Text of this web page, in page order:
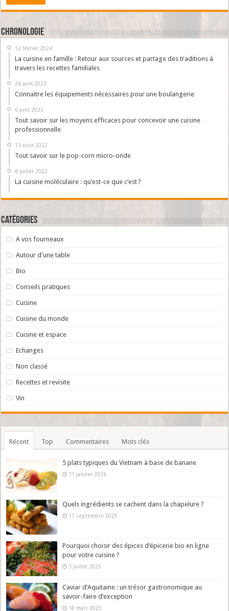
Chronologie
12 février 2024
La cuisine en famille : Retour aux sources et partage des traditions à
travers les recettes familiales
26 avril 2023
Connaitre les équipements nécessaires pour une boulangerie
6 avril 2023
Tout savoir sur les moyens efficaces pour concevoir une cuisine
professionnelle
13 août 2022
Tout savoir sur le pop-corn micro-onde
6 juillet 2022
La cuisine moléculaire : qu’est-ce que c’est ?
Catégories
A vos fourneaux
Autour d'une table
Bio
Conseils pratiques
Cuisine
Cuisine du monde
Cuisine et espace
Echanges
Non classé
Recettes et revisite
Vin
Récent Top Commentaires Mots clés
5 plats typiques du Vietnam à base de banane
11 janvier 2026
Quels ingrédients se cachent dans la chapelure ?
17 septembre 2025
Pourquoi choisir des épices d’épicerie bio en ligne
pour votre cuisine ?
3 juillet 2025
Caviar d’Aquitaine : un trésor gastronomique au
savoir-faire d’exception
18 mars 2025